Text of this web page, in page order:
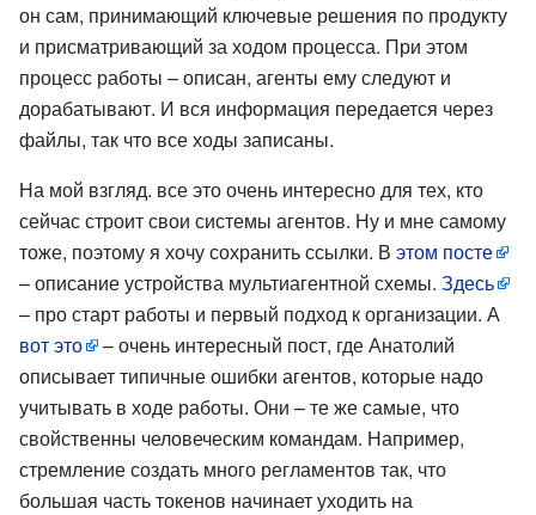
он сам, принимающий ключевые решения по продукту
и присматривающий за ходом процесса. При этом
процесс работы – описан, агенты ему следуют и
дорабатывают. И вся информация передается через
файлы, так что все ходы записаны.
На мой взгляд. все это очень интересно для тех, кто
сейчас строит свои системы агентов. Ну и мне самому
тоже, поэтому я хочу сохранить ссылки. В этом посте
– описание устройства мультиагентной схемы. Здесь
– про старт работы и первый подход к организации. А
вот это
– очень интересный пост, где Анатолий
описывает типичные ошибки агентов, которые надо
учитывать в ходе работы. Они – те же самые, что
свойственны человеческим командам. Например,
стремление создать много регламентов так, что
большая часть токенов начинает уходить на